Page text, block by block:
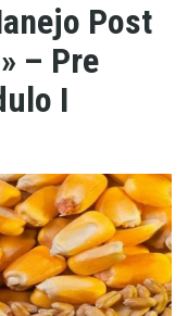
Post
– Pre
I